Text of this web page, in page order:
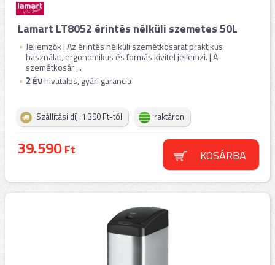
Lamart LT8052 érintés nélküli szemetes 50L
Jellemzők | Az érintés nélküli szemétkosarat praktikus
használat, ergonomikus és formás kivitel jellemzi. | A
szemétkosár ...
2 ÉVhivatalos, gyári garancia
Szállítási díj: 1.390 Ft-tól raktáron
39.590Ft KOSÁRBA